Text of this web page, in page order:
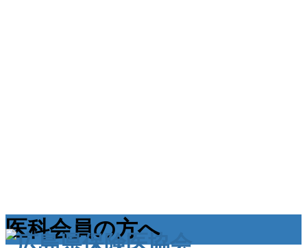
医科会員の方へ